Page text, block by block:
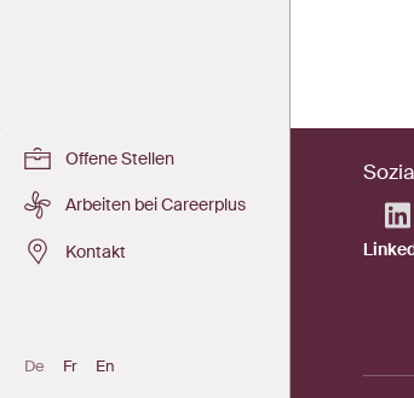
Offene Stellen
Arbeiten bei Careerplus
Kontakt